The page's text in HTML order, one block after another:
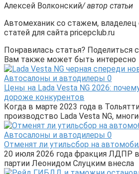
Алексей Волконский/ автор статьи
Автомеханик со стажем,
статей для сайта pricepclub.ru
Понравилась статья? Поделиться
Вам также может быть интересно
Автосалоны и автодилеры 0
Цены на Lada Vesta NG 2026:
дороже конкурентов
Когда в марте 2023 года в
производство Lada Vesta NG,
Автосалоны и автодилеры 0
Отменят ли утильсбор на
20 июля 2026 года фракция ЛДПР
партии Леонидом Слуцким внесла